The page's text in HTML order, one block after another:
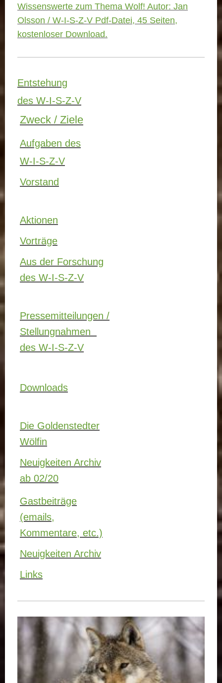
Wissenswerte zum Thema Wolf! Autor: Jan
Olsson / W-I-S-Z-V Pdf-Datei, 45 Seiten,
kostenloser Download.
Entstehung
des W-I-S-Z-V
Zweck / Ziele
Aufgaben des
W-I-S-Z-V
Vorstand
Aktionen
Vorträge
Aus der Forschung
des W-I-S-Z-V
Pressemitteilungen /
Stellungnahmen
des W-I-S-Z-V
Downloads
Die Goldenstedter
Wölfin
Neuigkeiten Archiv
ab 02/20
Gastbeiträge
(emails,
Kommentare, etc.)
Neuigkeiten Archiv
Links